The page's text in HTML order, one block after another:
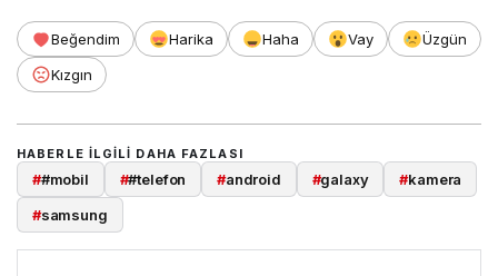
Beğendim Harika Haha Vay
Üzgün
Kızgın
HABERLE ILGILI DAHA FAZLASI
##mobil ##telefon #android #galaxy #kamera
#samsung